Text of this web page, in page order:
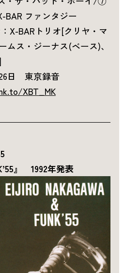
ファンタジー
X-BARトリオ[クリヤ・マ
ムス・ジーナス(ベース)、
日 東京録音
XBT_MK
』 1992年発表